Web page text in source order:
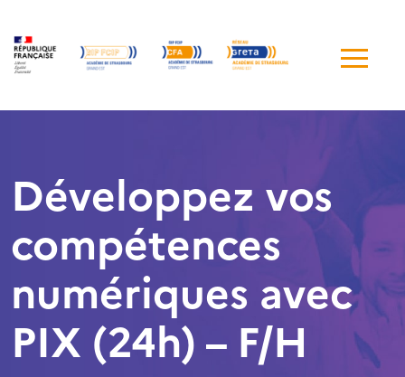
de
Développez vos
compétences
numériques avec
PIX (24h) – F/H